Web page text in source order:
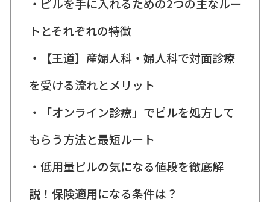
トとそれぞれの特徴
・【王道】産婦人科・婦人科で対面診療
を受ける流れとメリット
・「オンライン診療」でピルを処方して
もらう方法と最短ルート
・低用量ピルの気になる値段を徹底解
説！保険適用になる条件は？